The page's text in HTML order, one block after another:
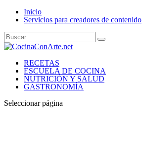
Inicio
Servicios para creadores de contenido
RECETAS
ESCUELA DE COCINA
NUTRICIÓN Y SALUD
GASTRONOMÍA
Seleccionar página